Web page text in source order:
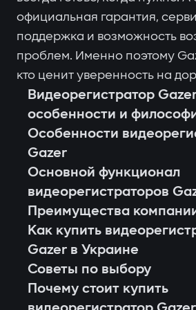
официальная гарантия,
поддержка и возможность
проблем. Именно поэтому
кто ценит уверенность на
Видеорегистратор
особенности и
Особенности
Gazer
Основной функционал
видеорегистраторов
Преимущества
Как купить
Gazer в Украине
Советы по выбору
Почему стоит купить